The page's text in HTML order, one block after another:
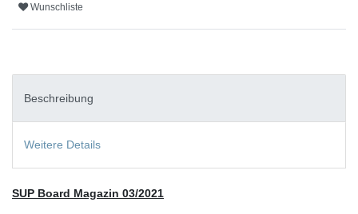
Wunschliste
Beschreibung
Weitere Details
SUP Board Magazin 03/2021